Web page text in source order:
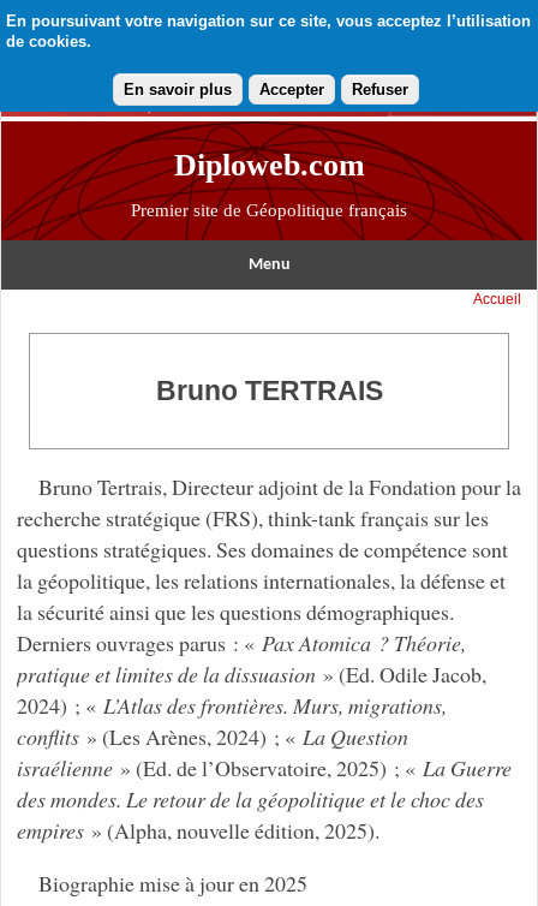
En poursuivant votre navigation sur ce site, vous acceptez l’utilisation
de cookies.
En savoir plus Accepter Refuser
Diploweb.com
Premier site de Géopolitique français
Menu
Accueil
Bruno TERTRAIS
Bruno Tertrais, Directeur adjoint de la Fondation pour la
recherche stratégique (FRS), think-tank français sur les
questions stratégiques. Ses domaines de compétence sont
la géopolitique, les relations internationales, la défense et
la sécurité ainsi que les questions démographiques.
Derniers ouvrages parus : « Pax Atomica ? Théorie,
pratique et limites de la dissuasion» (Ed. Odile Jacob,
2024) ; « L’Atlas des frontières. Murs, migrations,
conflits» (Les Arènes, 2024) ; « La Question
israélienne» (Ed. de l’Observatoire, 2025) ; « La Guerre
des mondes. Le retour de la géopolitique et le choc des
empires» (Alpha, nouvelle édition, 2025).
Biographie mise à jour en 2025